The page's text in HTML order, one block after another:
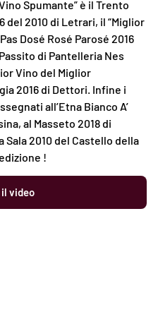
Spumante” è il Trento
del 2010 di Letrari, il “Miglior
Dosé Rosé Parosé 2016
di Pantelleria Nes
Vino del Miglior
2016 di Dettori. Infine i
all’Etna Bianco A’
al Masseto 2018 di
2010 del Castello della
!
il video